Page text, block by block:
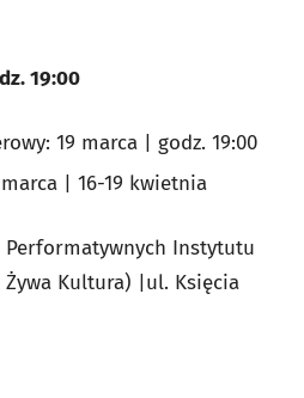
19:00
19 marca | godz. 19:00
| 16-19 kwietnia
Performatywnych Instytutu
Kultura) |ul. Księcia